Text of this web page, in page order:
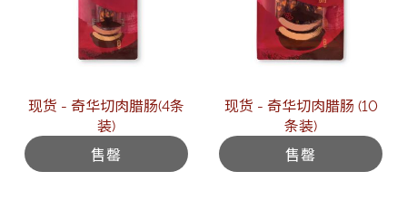
现货 - 奇华切肉腊肠(4条
装)
售罄
现货 - 奇华切肉腊肠 (10
条装)
售罄